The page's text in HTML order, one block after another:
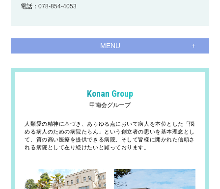
電話：078-854-4053
MENU
Konan Group
甲南会グループ
人類愛の精神に基づき、あらゆる点において病人を本位とした「悩
める病人のための病院たらん」という創立者の思いを基本理念とし
て、質の高い医療を提供できる病院、そして皆様に開かれた信頼さ
れる病院として在り続けたいと願っております。